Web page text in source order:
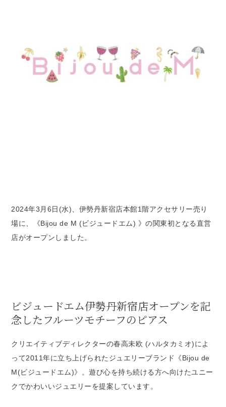
2024年3月6日(水)、伊勢丹新宿店本館1階アクセサリー売り
場に、《Bijou de M (ビジュードエム) 》の関東初となる直営
店がオープンしました。
ビジュードエム伊勢丹新宿店オープンを記
念したフルーツモチーフのピアス
クリエイティブディレクターの春⾼未欧 (ハルタカミオ)によ
って2011年に立ち上げられたジュエリーブランド《Bijou de
M(ビジュードエム)》。遊び心を持ち続ける方へ向けたユニー
クでかわいいジュエリーを提案しています。